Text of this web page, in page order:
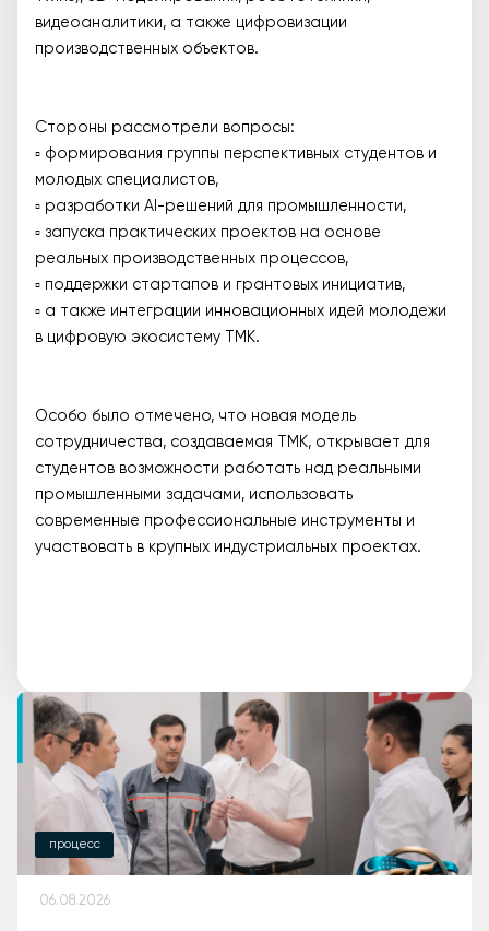
видеоаналитики, а также цифровизации
производственных объектов.
Стороны рассмотрели вопросы:
▫️ формирования группы перспективных студентов и
молодых специалистов,
▫️ разработки AI-решений для промышленности,
▫️ запуска практических проектов на основе
реальных производственных процессов,
▫️ поддержки стартапов и грантовых инициатив,
▫️ а также интеграции инновационных идей молодежи
в цифровую экосистему TMK.
Особо было отмечено, что новая модель
сотрудничества, создаваемая TMK, открывает для
студентов возможности работать над реальными
промышленными задачами, использовать
современные профессиональные инструменты и
участвовать в крупных индустриальных проектах.
процесс
06.08.2026